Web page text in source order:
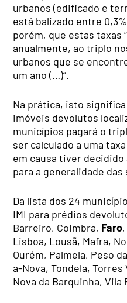
urbanos (edificado e
está balizado entre
porém, que estas taxas
anualmente, ao triplo
urbanos que se
um ano (…)”.
Na prática, isto
imóveis devolutos
municípios pagará o
ser calculado a uma
em causa tiver decidido
para a generalidade
Da lista dos 24
IMI para prédios
Barreiro, Coimbra, Faro
Lisboa, Lousã, Mafra,
Ourém, Palmela, Peso
a-Nova, Tondela,
Nova da Barquinha, Vila